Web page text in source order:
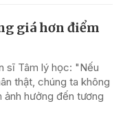
giá hơn điểm
sĩ Tâm lý học: "Nếu
thật, chúng ta không
hưởng đến tương